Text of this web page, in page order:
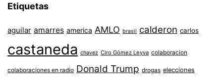
Etiquetas
aguilar amarres america AMLO brasil calderon carlos
castaneda chavez Ciro Gómez Leyva colaboracion
colaboraciones en radio Donald Trump drogas elecciones